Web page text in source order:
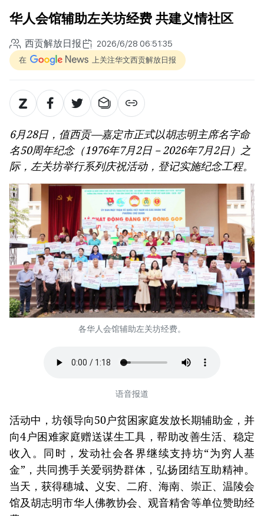
华人会馆辅助左关坊经费 共建义情社区
西贡解放日报 2026/6/28 06:51:35
在 上关注华文西贡解放日报
6月28日，值西贡—嘉定市正式以胡志明主席名字命
名50周年纪念（1976年7月2日－2026年7月2日）之
际，左关坊举行系列庆祝活动，登记实施纪念工程。
各华人会馆辅助左关坊经费。
语音报道
活动中，坊领导向50户贫困家庭发放长期辅助金，并
向4户困难家庭赠送谋生工具，帮助改善生活、稳定
收入。同时，发动社会各界继续支持坊“为穷人基
金”，共同携手关爱弱势群体，弘扬团结互助精神。
当天，获得穗城、
义安、二府、海南、崇正、温陵会
馆及胡志明市华人佛教协会、观音精舍等单位赞助经